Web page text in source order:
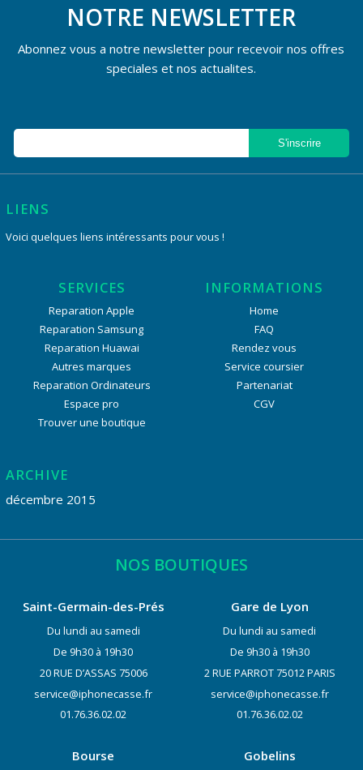
NOTRE NEWSLETTER
Abonnez vous a notre newsletter pour recevoir nos offres
speciales et nos actualites.
LIENS
Voici quelques liens intéressants pour vous !
SERVICES
Reparation Apple
Reparation Samsung
Reparation Huawai
Autres marques
Reparation Ordinateurs
Espace pro
Trouver une boutique
INFORMATIONS
Home
FAQ
Rendez vous
Service coursier
Partenariat
CGV
ARCHIVE
décembre 2015
NOS BOUTIQUES
Saint-Germain-des-Prés
Du lundi au samedi
De 9h30 à 19h30
20 RUE D’ASSAS 75006
service@iphonecasse.fr
01.76.36.02.02
Gare de Lyon
Du lundi au samedi
De 9h30 à 19h30
2 RUE PARROT 75012 PARIS
service@iphonecasse.fr
01.76.36.02.02
Bourse Gobelins